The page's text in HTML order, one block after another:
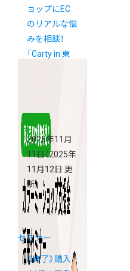
ョップにEC
のリアルな悩
みを相談！
「Carty in 東
2025年11月
11日（2025年
11月12日 更
新）
セミナー
《終了》購入